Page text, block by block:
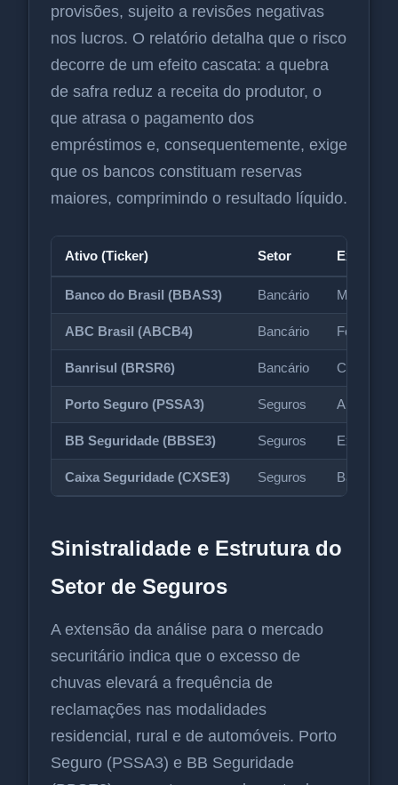
provisões, sujeito a revisões negativas
nos lucros. O relatório detalha que o risco
decorre de um efeito cascata: a quebra
de safra reduz a receita do produtor, o
que atrasa o pagamento dos
empréstimos e, consequentemente, exige
que os bancos constituam reservas
maiores, comprimindo o resultado líquido.
Ativo (Ticker) Setor
Banco do Brasil (BBAS3) Bancário Maior
ABC Brasil (ABCB4) Bancário Forte
Banrisul (BRSR6) Bancário Carteira
Porto Seguro (PSSA3) Seguros Alta
BB Seguridade (BBSE3) Seguros
Caixa Seguridade (CXSE3) Seguros Baixa
Sinistralidade e Estrutura do
Setor de Seguros
A extensão da análise para o mercado
securitário indica que o excesso de
chuvas elevará a frequência de
reclamações nas modalidades
residencial, rural e de automóveis. Porto
Seguro (PSSA3) e BB Seguridade